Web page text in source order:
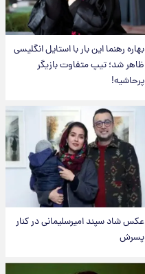
بهاره رهنما این بار با استایل انگلیسی
ظاهر شد؛ تیپ متفاوت بازیگر
پرحاشیه!
عکس شاد سپند امیرسلیمانی در کنار
پسرش